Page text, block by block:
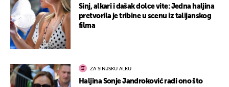
Sinj, alkari i dašak dolce vite: Jedna haljina
pretvorila je tribine u scenu iz talijanskog
filma
ZA SINJSKU ALKU
Haljina Sonje Jandroković radi ono što